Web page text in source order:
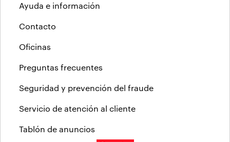
Ayuda e información
Contacto
Oficinas
Preguntas frecuentes
Seguridad y prevención del fraude
Servicio de atención al cliente
Tablón de anuncios